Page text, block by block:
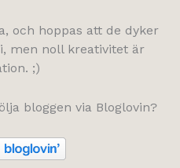
och hoppas att de dyker
men noll kreativitet är
;)
bloggen via Bloglovin?